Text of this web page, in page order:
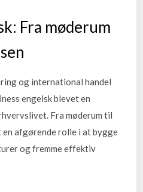
Fra møderum
og international handel
engelsk blevet en
Fra møderum til
en afgørende rolle i at bygge
og fremme effektiv